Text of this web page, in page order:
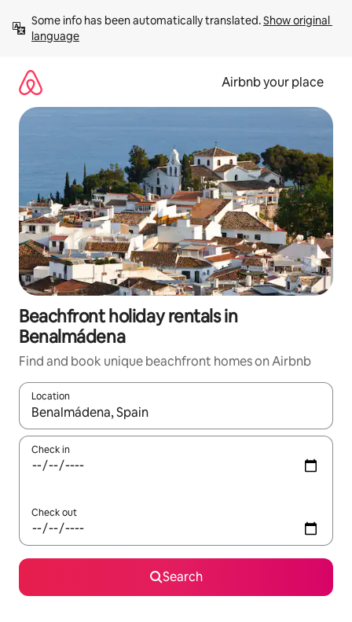
content
Some info has been automatically translated. Show original
language
Airbnb your place
Beachfront holiday rentals in
Benalmádena
Find and book unique beachfront homes on Airbnb
Location
When results are available, navigate with the up and down
Check in
Check out
Search